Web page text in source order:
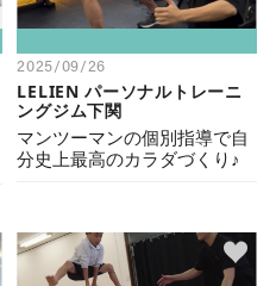
2025/09/26
LELIEN パーソナルトレーニ
ングジム下関
マンツーマンの個別指導で自
分史上最高のカラダづくり♪